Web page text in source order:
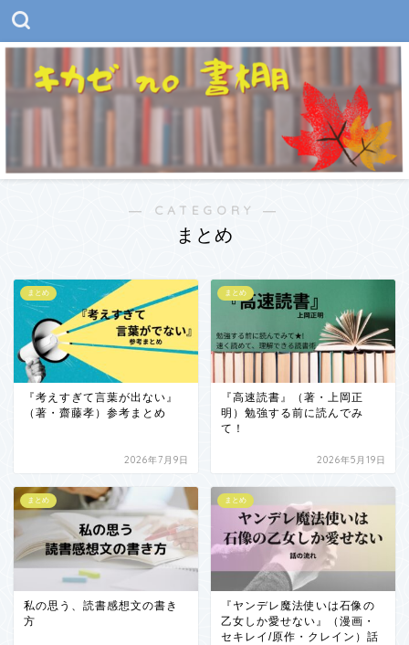
― CATEGORY ―
まとめ
まとめ
『考えすぎて言葉が出ない』
（著・齋藤孝）参考まとめ
2026年7月9日
まとめ
『高速読書』（著・上岡正
明）勉強する前に読んでみ
て！
2026年5月19日
まとめ
私の思う、読書感想文の書き
方
まとめ
『ヤンデレ魔法使いは石像の
乙女しか愛せない』（漫画・
セキレイ/原作・クレイン）話